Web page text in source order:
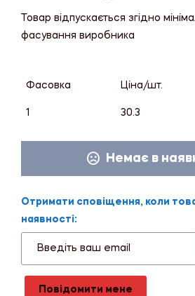
Товар відпускається згідно
фасування виробника
Фасовка Ціна/шт.
1 30.3
Немає в
Отримати сповіщення, коли
наявності:
Повідомити мене